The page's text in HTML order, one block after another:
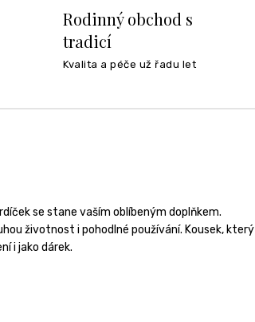
Rodinný obchod s
tradicí
Kvalita a péče už řadu let
se stane vaším oblíbeným doplňkem.
životnost i pohodlné používání. Kousek, který
i jako dárek.